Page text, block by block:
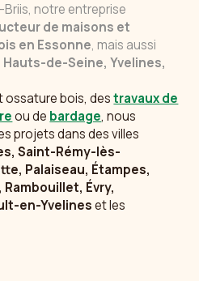
notre entreprise
de maisons et
en Essonne, mais aussi
Hauts-de-Seine, Yvelines,
ossature bois, destravaux de
ou de bardage, nous
projets dans des villes
Saint-Rémy-lès-
Palaiseau, Étampes,
Évry,
en-Yvelineset les